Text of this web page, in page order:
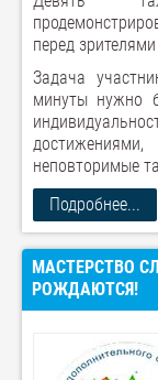
перед
Задача
минуты нужно
неповторимые
Подробнее...
МАСТЕРСТВО
РОЖДАЮТСЯ!